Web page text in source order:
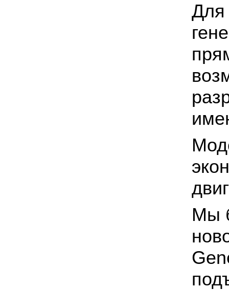
Для
Мы